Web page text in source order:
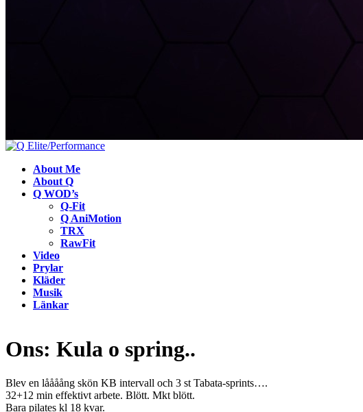
About Me
About Q
Q WOD’s
Q-Fit
Q AniMotion
TRX
RawFit
Video
Prylar
Kläder
Musik
Länkar
Ons: Kula o spring..
Blev en låååång skön KB intervall och 3 st Tabata-sprints….
32+12 min effektivt arbete. Blött. Mkt blött.
Bara pilates kl 18 kvar.